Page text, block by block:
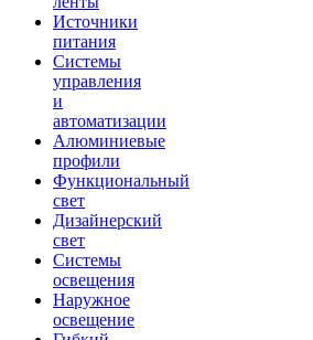
Источники
питания
Системы
управления
и
автоматизации
Алюминиевые
профили
Функциональный
свет
Дизайнерский
свет
Системы
освещения
Наружное
освещение